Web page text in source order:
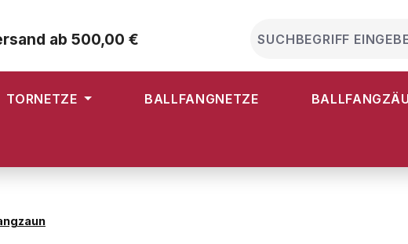
ab 500,00 €
TORNETZE BALLFANGNETZE